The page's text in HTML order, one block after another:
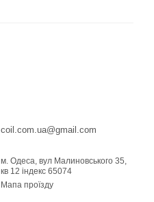
coil.com.ua@gmail.com
м. Одеса, вул Малиновського 35,
кв 12 індекс 65074
Мапа проїзду